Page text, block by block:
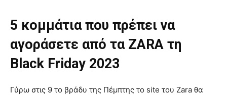
5 κομμάτια που πρέπει να
αγοράσετε από τα ZARA τη
Black Friday 2023
Γύρω στις 9 το βράδυ της Πέμπτης το site του Zara θα